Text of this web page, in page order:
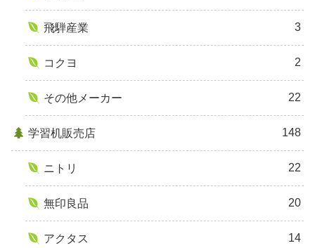
飛騨産業 3
コクヨ 2
その他メーカー 22
学習机販売店 148
ニトリ 22
無印良品 20
アクタス 14